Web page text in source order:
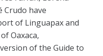
Crudo have
of Linguapax and
Oaxaca,
of the Guide to